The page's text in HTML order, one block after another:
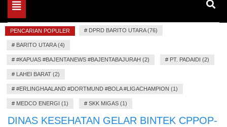
Toggle
navigation
PENCARIAN POPULER # DPRD BARITO UTARA (76)
# BARITO UTARA (4)
# #KAPUAS #BAJENTANEWS #BAJENTABAJURAH (2) # PT. PADAIDI (2)
# LAHEI BARAT (2)
# #ERLINGHAALAND #DORTMUND #BOLA #LIGACHAMPION (1)
# MEDCO ENERGI (1) # SKK MIGAS (1)
DINAS KESEHATAN GELAR BINTEK CPPOP-